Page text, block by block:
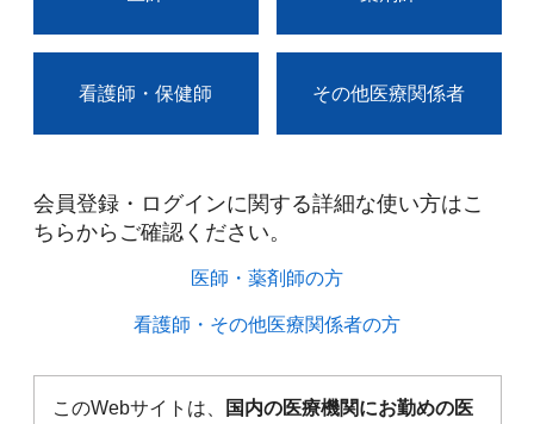
看護師・保健師 その他医療関係者
会員登録・ログインに関する詳細な使い方はこ
ちらからご確認ください。​
医師・薬剤師の方​
看護師・その他医療関係者の方​
このWebサイトは、
国内の医療機関にお勤めの医